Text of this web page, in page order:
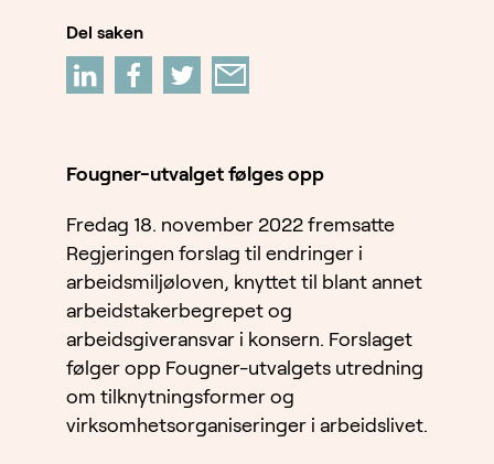
Del saken
Fougner-utvalget følges opp
Fredag 18. november 2022 fremsatte
Regjeringen forslag til endringer i
arbeidsmiljøloven, knyttet til blant annet
arbeidstakerbegrepet og
arbeidsgiveransvar i konsern. Forslaget
følger opp Fougner-utvalgets utredning
om tilknytningsformer og
virksomhetsorganiseringer i arbeidslivet.